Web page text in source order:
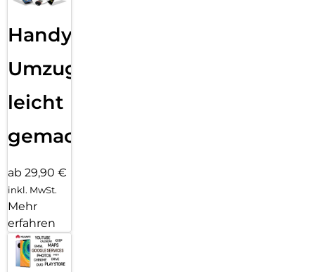
Handy
Umzug
leicht
gemacht!
ab 29,90 €
inkl. MwSt.
Mehr
erfahren